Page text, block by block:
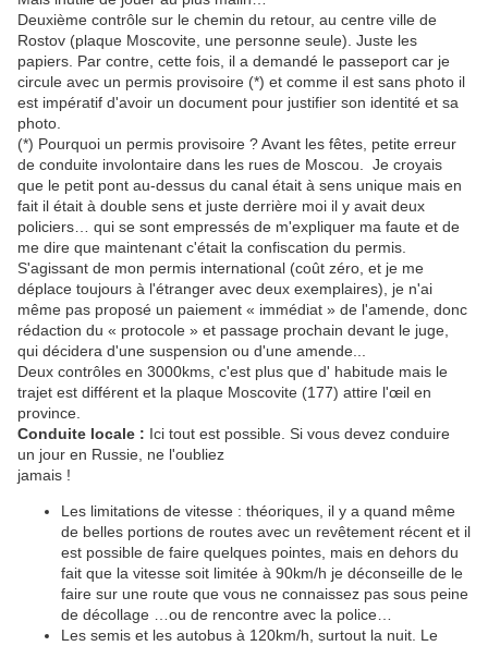
Deuxième contrôle sur le chemin du retour, au centre ville de
Rostov (plaque Moscovite, une personne seule). Juste les
papiers. Par contre, cette fois, il a demandé le passeport car je
circule avec un permis provisoire (*) et comme il est sans photo il
est impératif d'avoir un document pour justifier son identité et sa
photo.
(*) Pourquoi un permis provisoire ? Avant les fêtes, petite erreur
de conduite involontaire dans les rues de Moscou. Je croyais
que le petit pont au-dessus du canal était à sens unique mais en
fait il était à double sens et juste derrière moi il y avait deux
policiers… qui se sont empressés de m'expliquer ma faute et de
me dire que maintenant c'était la confiscation du permis.
S'agissant de mon permis international (coût zéro, et je me
déplace toujours à l'étranger avec deux exemplaires), je n'ai
même pas proposé un paiement « immédiat » de l'amende, donc
rédaction du « protocole » et passage prochain devant le juge,
qui décidera d'une suspension ou d'une amende...
Deux contrôles en 3000kms, c'est plus que d' habitude mais le
trajet est différent et la plaque Moscovite (177) attire l'œil en
province.
Conduite locale : Ici tout est possible. Si vous devez conduire
un jour en Russie, ne l'oubliez
jamais !
Les limitations de vitesse : théoriques, il y a quand même
de belles portions de routes avec un revêtement récent et il
est possible de faire quelques pointes, mais en dehors du
fait que la vitesse soit limitée à 90km/h je déconseille de le
faire sur une route que vous ne connaissez pas sous peine
de décollage …ou de rencontre avec la police…
Les semis et les autobus à 120km/h, surtout la nuit. Le